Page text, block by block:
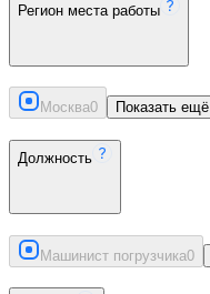
Регион места работы
Москва0 Показать ещё
Должность
Машинист погрузчика0